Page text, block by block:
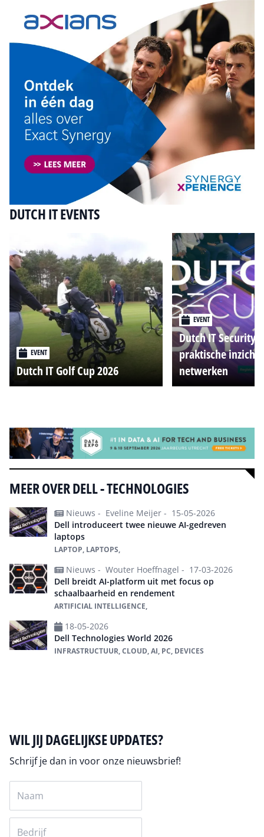
DUTCH IT EVENTS
EVENT
Dutch IT Golf Cup 2026
EVENT
Dutch IT Security
praktische
netwerken
MEER OVER DELL - TECHNOLOGIES
Nieuws - Eveline Meijer - 15-05-2026
Dell introduceert twee nieuwe AI-gedreven
laptops
LAPTOP, LAPTOPS,
Nieuws - Wouter Hoeffnagel - 17-03-2026
Dell breidt AI-platform uit met focus op
schaalbaarheid en rendement
ARTIFICIAL INTELLIGENCE,
18-05-2026
Dell Technologies World 2026
INFRASTRUCTUUR, CLOUD, AI, PC, DEVICES
WIL JIJ DAGELIJKSE UPDATES?
Schrijf je dan in voor onze nieuwsbrief!